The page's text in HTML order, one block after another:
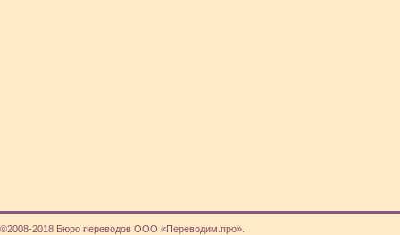
©2008-2018 Бюро переводов ООО «Переводим.про».